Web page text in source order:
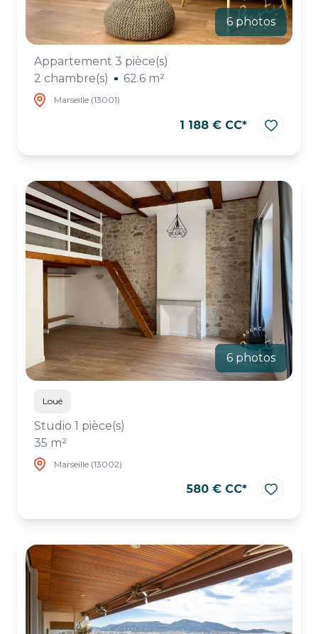
6 photos
Appartement 3 pièce(s)
2 chambre(s)
62.6 m²
Marseille (13001)
1 188 € CC*
6 photos
Loué
Studio 1 pièce(s)
35 m²
Marseille (13002)
580 € CC*